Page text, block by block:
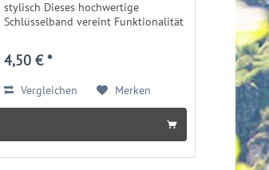
stylisch Dieses hochwertige
Schlüsselband vereint Funktionalität
an das Design eines Kletterseils.
4,50 € *
Vergleichen Merken